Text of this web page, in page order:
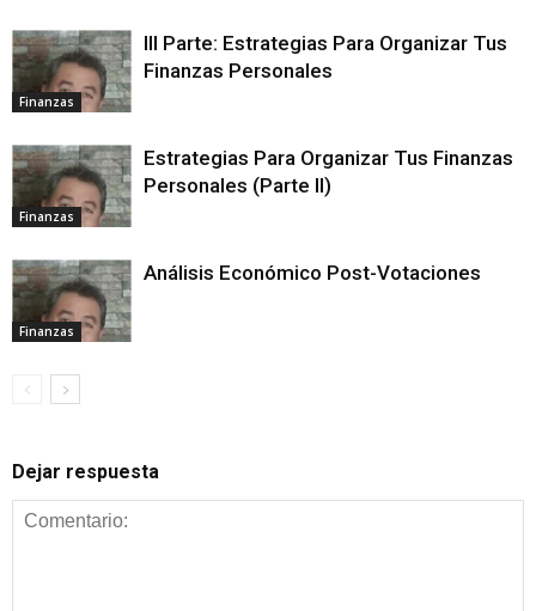
Finanzas
III Parte: Estrategias Para Organizar Tus
Finanzas Personales
Finanzas
Estrategias Para Organizar Tus Finanzas
Personales (Parte II)
Finanzas
Análisis Económico Post-Votaciones
Dejar respuesta